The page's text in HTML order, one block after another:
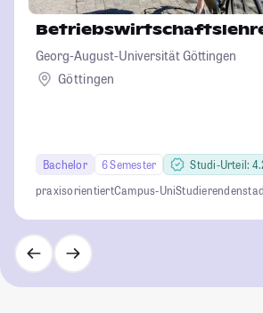
Georg-August-Universität Göttingen
Göttingen
Bachelor 6 Semester
Studi-Urteil:
praxisorientiertCampus-Uni